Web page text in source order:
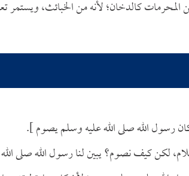
كالدخان؛ لأنه من الخبائث،
رسول الله صلى الله عليه وسلم يصوم ].
لكن كيف نصوم؟ يبين لنا رسول الله صلى